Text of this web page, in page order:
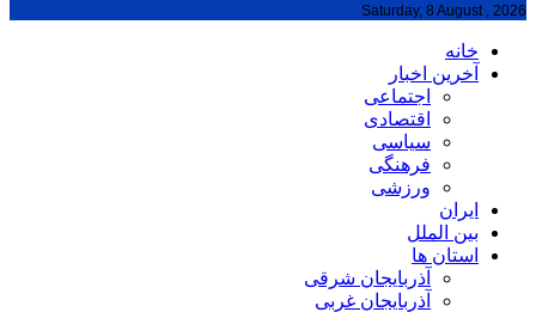
Saturday, 8 August , 2026
خانه
آخرین اخبار
اجتماعی
اقتصادی
سیاسی
فرهنگی
ورزشی
ایران
بین الملل
استان ها
آذربایجان شرقی
آذربایجان غربی